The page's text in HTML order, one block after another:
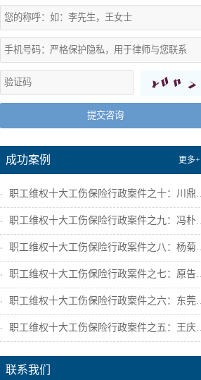
提交咨询
成功案例 更多+
职工维权十大工伤保险行政案件之十：川鼎瑞...
职工维权十大工伤保险行政案件之九：冯朴诉...
职工维权十大工伤保险行政案件之八：杨菊芳...
职工维权十大工伤保险行政案件之七：原告陕...
职工维权十大工伤保险行政案件之六：东莞市...
职工维权十大工伤保险行政案件之五：王庆宁...
联系我们